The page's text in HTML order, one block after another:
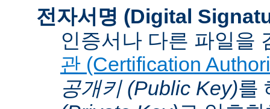
전자서명 (Digital
인증서나 다른 파일을
관 (Certification
공개키 (Public Key)를